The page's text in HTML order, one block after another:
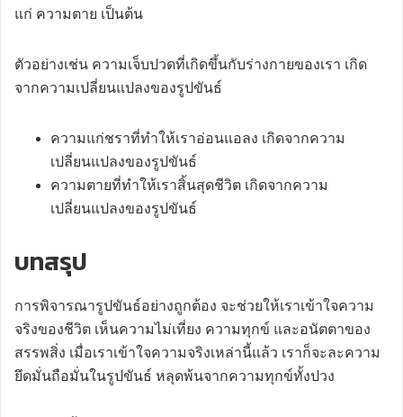
แก่ ความตาย เป็นต้น
ตัวอย่างเช่น ความเจ็บปวดที่เกิดขึ้นกับร่างกายของเรา เกิด
จากความเปลี่ยนแปลงของรูปขันธ์
ความแก่ชราที่ทำให้เราอ่อนแอลง เกิดจากความ
เปลี่ยนแปลงของรูปขันธ์
ความตายที่ทำให้เราสิ้นสุดชีวิต เกิดจากความ
เปลี่ยนแปลงของรูปขันธ์
บทสรุป
การพิจารณารูปขันธ์อย่างถูกต้อง จะช่วยให้เราเข้าใจความ
จริงของชีวิต เห็นความไม่เที่ยง ความทุกข์ และอนัตตาของ
สรรพสิ่ง เมื่อเราเข้าใจความจริงเหล่านี้แล้ว เราก็จะละความ
ยึดมั่นถือมั่นในรูปขันธ์ หลุดพ้นจากความทุกข์ทั้งปวง